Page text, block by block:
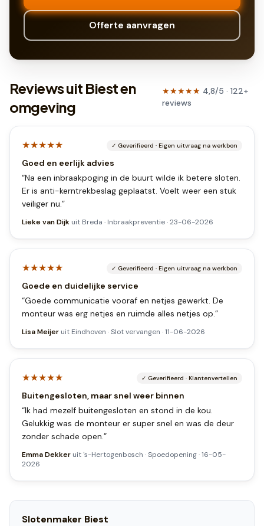
Offerte aanvragen
Reviews uit Biest en
omgeving
★★★★★ 4,8/5 · 122+
reviews
★★★★★ ✓ Geverifieerd · Eigen uitvraag na werkbon
Goed en eerlijk advies
“Na een inbraakpoging in de buurt wilde ik betere sloten.
Er is anti-kerntrekbeslag geplaatst. Voelt weer een stuk
veiliger nu.”
Lieke van Dijk uit Breda · Inbraakpreventie·23-06-2026
★★★★★ ✓ Geverifieerd · Eigen uitvraag na werkbon
Goede en duidelijke service
“Goede communicatie vooraf en netjes gewerkt. De
monteur was erg netjes en ruimde alles netjes op.”
Lisa Meijer uit Eindhoven ·Slot vervangen ·11-06-2026
★★★★★ ✓ Geverifieerd · Klantenvertellen
Buitengesloten, maar snel weer binnen
“Ik had mezelf buitengesloten en stond in de kou.
Gelukkig was de monteur er super snel en was de deur
zonder schade open.”
Emma Dekker uit 's-Hertogenbosch ·Spoedopening·16-05-
2026
Slotenmaker Biest